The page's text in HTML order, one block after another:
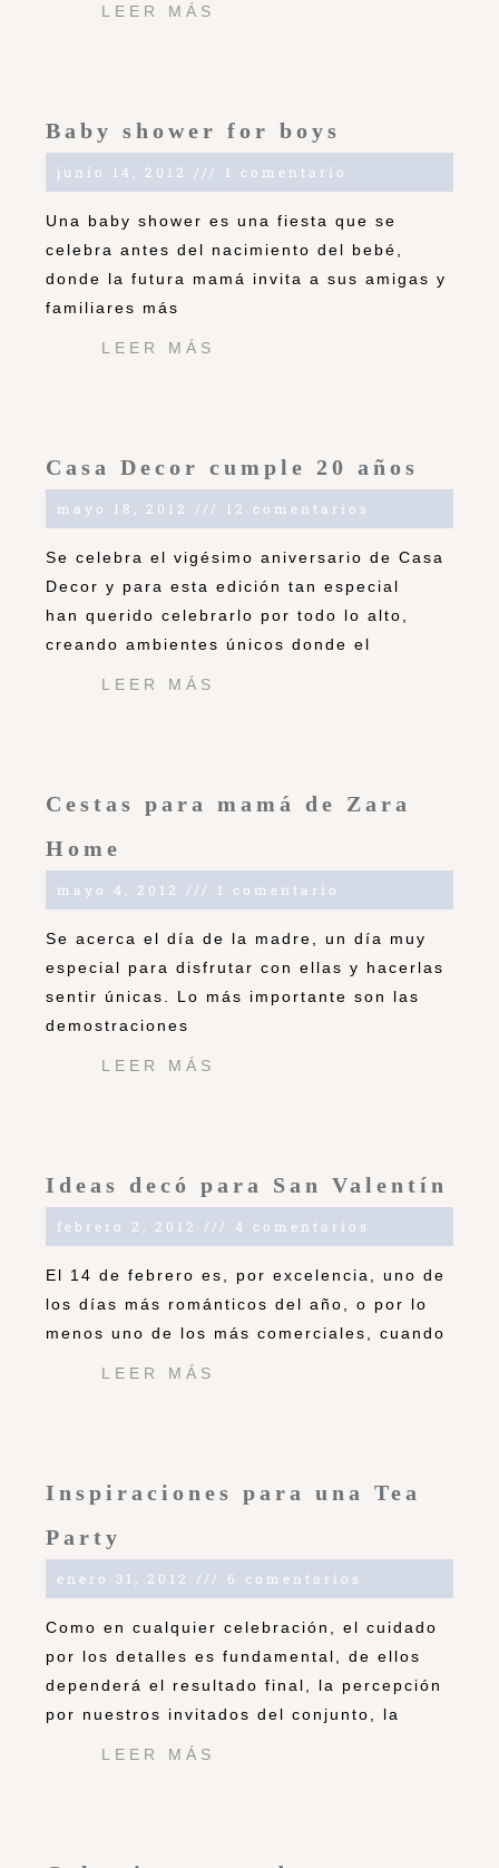
LEER MÁS
Baby shower for boys
junio 14, 2012 1 comentario
Una baby shower es una fiesta que se
celebra antes del nacimiento del bebé,
donde la futura mamá invita a sus amigas y
familiares más
LEER MÁS
Casa Decor cumple 20 años
mayo 18, 2012 12 comentarios
Se celebra el vigésimo aniversario de Casa
Decor y para esta edición tan especial
han querido celebrarlo por todo lo alto,
creando ambientes únicos donde el
LEER MÁS
Cestas para mamá de Zara
Home
mayo 4, 2012 1 comentario
Se acerca el día de la madre, un día muy
especial para disfrutar con ellas y hacerlas
sentir únicas. Lo más importante son las
demostraciones
LEER MÁS
Ideas decó para San Valentín
febrero 2, 2012 4 comentarios
El 14 de febrero es, por excelencia, uno de
los días más románticos del año, o por lo
menos uno de los más comerciales, cuando
LEER MÁS
Inspiraciones para una Tea
Party
enero 31, 2012 6 comentarios
Como en cualquier celebración, el cuidado
por los detalles es fundamental, de ellos
dependerá el resultado final, la percepción
por nuestros invitados del conjunto, la
LEER MÁS